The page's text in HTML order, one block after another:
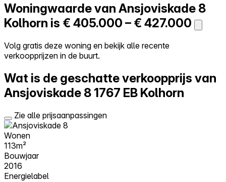
Zelf kopen
Alles-in-één
Reviews
Log in
Woningwaarde van Ansjoviskade 8
Kolhorn is € 405.000 – € 427.000
Volg gratis deze woning en bekijk alle recente
verkoopprijzen in de buurt.
Wat is de geschatte verkoopprijs van
Ansjoviskade 8 1767 EB Kolhorn
Zie alle prijsaanpassingen
Wonen
113m²
Bouwjaar
2016
Energielabel